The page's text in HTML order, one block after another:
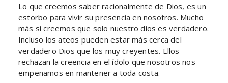
Lo que creemos saber racionalmente de Dios, es un
estorbo para vivir su presencia en nosotros. Mucho
más si creemos que solo nuestro dios es verdadero.
Incluso los ateos pueden estar más cerca del
verdadero Dios que los muy creyentes. Ellos
rechazan la creencia en el ídolo que nosotros nos
empeñamos en mantener a toda costa.